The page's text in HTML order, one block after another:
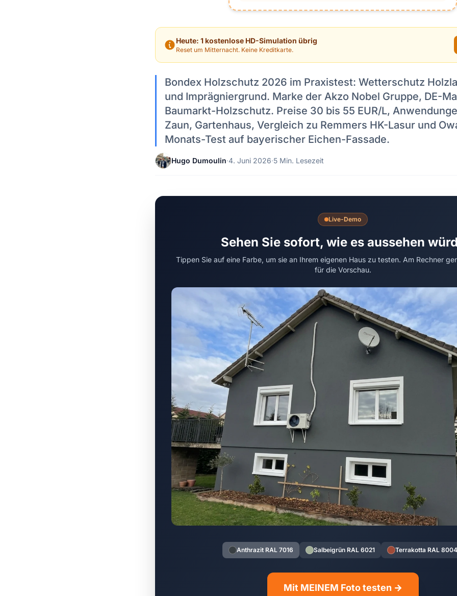
Heute: 1 kostenlose HD-Simulation übrig
Reset um Mitternacht. Keine Kreditkarte.
Bondex Holzschutz 2026 im Praxistest: Wetterschutz
und Imprägniergrund. Marke der Akzo Nobel Gruppe, DE-
Baumarkt-Holzschutz. Preise 30 bis 55 EUR/L,
Zaun, Gartenhaus, Vergleich zu Remmers HK-Lasur und
Monats-Test auf bayerischer Eichen-Fassade.
Hugo Dumoulin·4. Juni 2026·5 Min. Lesezeit
Live-Demo
Sehen Sie sofort, wie es aussehen
Tippen Sie auf eine Farbe, um sie an Ihrem eigenen Haus zu testen. Am Rechner
für die Vorschau.
Anthrazit RAL 7016 Salbeigrün RAL 6021 Terrakotta RAL 8004
Mit MEINEM Foto testen →